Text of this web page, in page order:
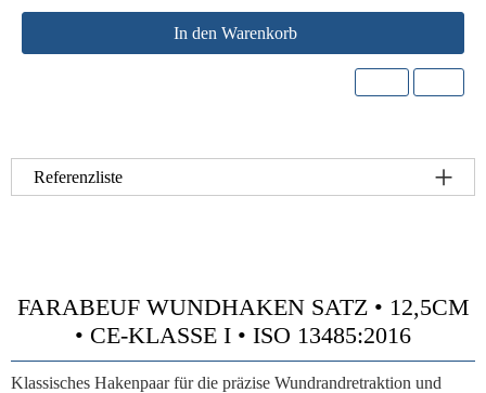
In den Warenkorb
Referenzliste
FARABEUF WUNDHAKEN SATZ • 12,5CM
• CE-KLASSE I • ISO 13485:2016
Klassisches Hakenpaar für die präzise Wundrandretraktion und